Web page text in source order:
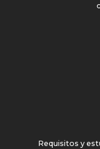
Requisitos y